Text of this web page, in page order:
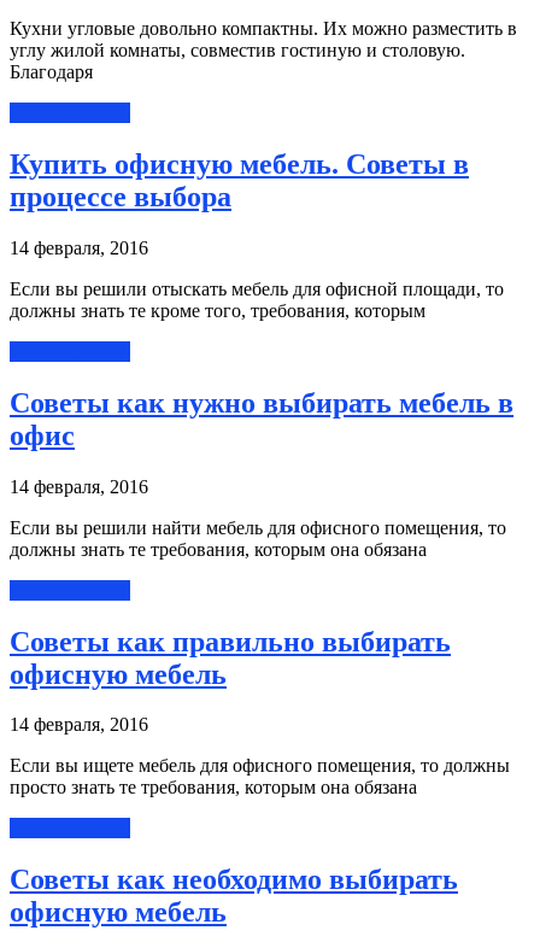
Кухни угловые довольно компактны. Их можно разместить в
углу жилой комнаты, совместив гостиную и столовую.
Благодаря
Купить офисную мебель. Советы в
процессе выбора
14 февраля, 2016
Если вы решили отыскать мебель для офисной площади, то
должны знать те кроме того, требования, которым
Советы как нужно выбирать мебель в
офис
14 февраля, 2016
Если вы решили найти мебель для офисного помещения, то
должны знать те требования, которым она обязана
Советы как правильно выбирать
офисную мебель
14 февраля, 2016
Если вы ищете мебель для офисного помещения, то должны
просто знать те требования, которым она обязана
Советы как необходимо выбирать
офисную мебель